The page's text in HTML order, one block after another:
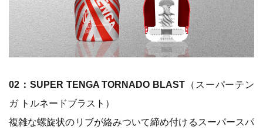
02：SUPER TENGA TORNADO BLAST （スーパーテン
ガ トルネードブラスト）
複雑な螺旋状のリブが絡みついて締め付けるスーパースパ